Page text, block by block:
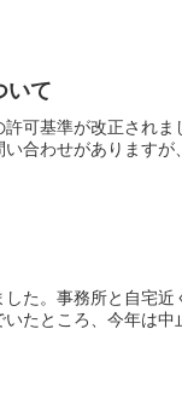
いて
可基準が改正され
合わせがあります
た。事務所と自宅
たところ、今年は